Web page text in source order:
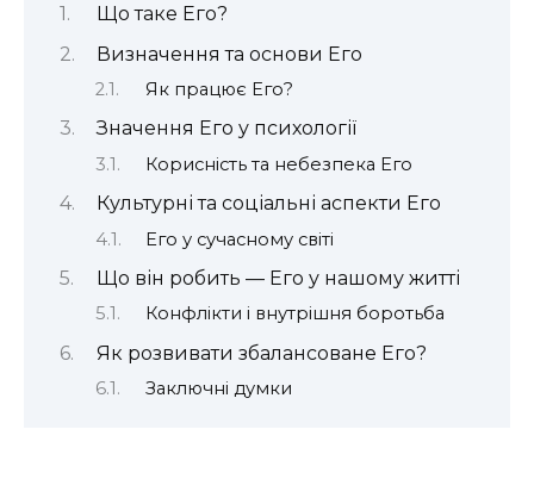
Що таке Его?
Визначення та основи Его
Як працює Его?
Значення Его у психології
Корисність та небезпека Его
Культурні та соціальні аспекти Его
Его у сучасному світі
Що він робить — Его у нашому житті
Конфлікти і внутрішня боротьба
Як розвивати збалансоване Его?
Заключні думки